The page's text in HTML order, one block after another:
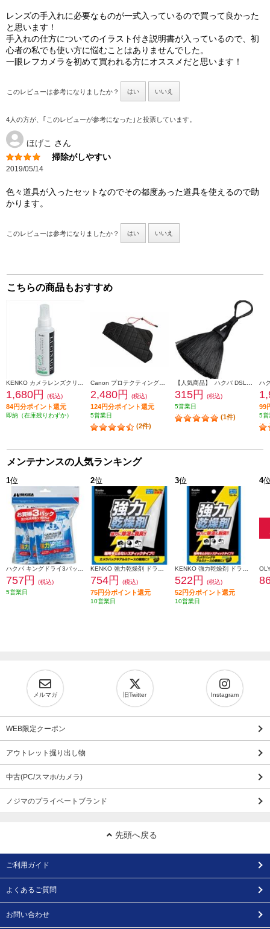
レンズの手入れに必要なものが一式入っているので買って良かった
と思います！
手入れの仕方についてのイラスト付き説明書が入っているので、初
心者の私でも使い方に悩むことはありませんでした。
一眼レフカメラを初めて買われる方にオススメだと思います！
このレビューは参考になりましたか？ はい いいえ
4人の方が、｢このレビューが参考になった｣と投票しています。
ほげこ さん
掃除がしやすい
2019/05/14
色々道具が入ったセットなのでその都度あった道具を使えるので助
かります。
このレビューは参考になりましたか？ はい いいえ
こちらの商品もおすすめ
1,680円 (税込)
84円分ポイント還元
即納（在庫残りわずか）
2,480円 (税込)
124円分ポイント還元
5営業日
(2件)
315円
(税込)
5営業日
(1件)
99
5営
メンテナンスの人気ランキング
1位
757円
(税込)
5営業日
2位
754円 (税込)
75円分ポイント還元
10営業日
3位
522円 (税込)
52円分ポイント還元
10営業日
4
メルマガ 旧Twitter Instagram
WEB限定クーポン
アウトレット掘り出し物
中古(PC/スマホ/カメラ)
ノジマのプライベートブランド
先頭へ戻る
ご利用ガイド
よくあるご質問
お問い合わせ